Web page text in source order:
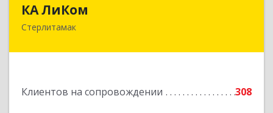
КА ЛиКом
Стерлитамак
Клиентов на сопровождении 308
453115, Башкортостан Респ, г.о. город
Подробнее